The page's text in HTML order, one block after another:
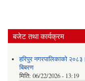
बजेट तथा कार्यक्रम
हरिपुर नगरपालिकाको
बिबरण
मिति: 06/22/2026 - 13:19